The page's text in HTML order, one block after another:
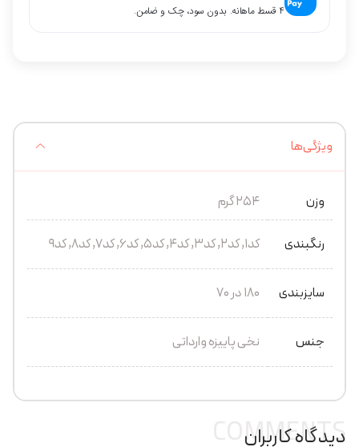
۴ قسط ماهانه. بدون سود، چک و ضامن.
ویژگی‌ها
وزن 254 گرم
رنگبندی کد1, کد2, کد3, کد4, کد5, کد6, کد7, کد8, کد9
سایزبندی 180 در 70
جنس نخی پاییزه وارداتی
دیدگاه کاربران
COMMENTS